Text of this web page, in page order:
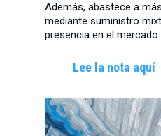
Además, abastece a
mediante suministro
presencia en el
Lee la nota aquí